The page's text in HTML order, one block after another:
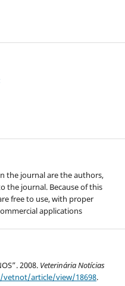
the journal are the authors,
the journal. Because of this
free to use, with proper
applications
2008. Veterinária Notícias
article/view/18698.